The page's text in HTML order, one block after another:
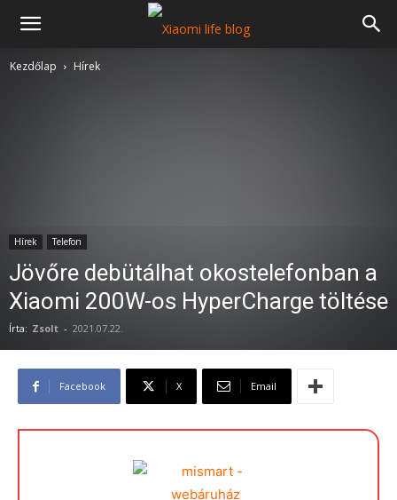
Kezdőlap Hírek
Hírek Telefon
Jövőre debütálhat okostelefonban a
Xiaomi 200W-os HyperCharge töltése
Írta: Zsolt - 2021.07.22.
Facebook X Email